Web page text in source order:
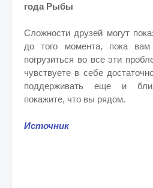
года Рыбы
Сложности друзей могут
до того момента, пока
погрузиться во все эти
чувствуете в себе
поддерживать еще и
покажите, что вы рядом.
Источник